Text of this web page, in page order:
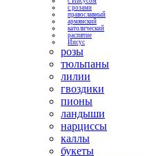
с розами
православный
армянский
католический
распятие
Иисус
розы
тюльпаны
лилии
гвоздики
пионы
ландыши
нарциссы
каллы
букеты